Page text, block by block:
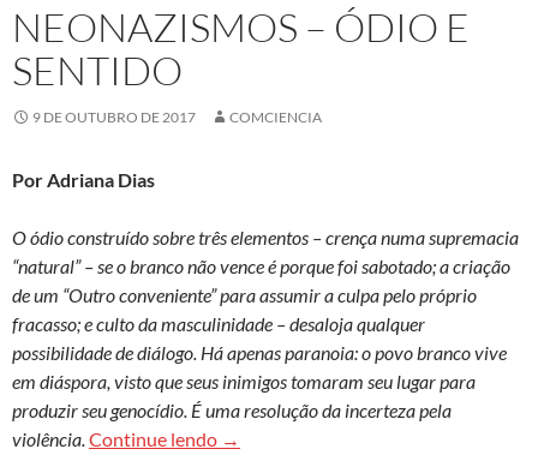
NEONAZISMOS – ÓDIO E
SENTIDO
9 DE OUTUBRO DE 2017 COMCIENCIA
Por Adriana Dias
O ódio construído sobre três elementos – crença numa supremacia
“natural” – se o branco não vence é porque foi sabotado; a criação
de um “Outro conveniente” para assumir a culpa pelo próprio
fracasso; e culto da masculinidade – desaloja qualquer
possibilidade de diálogo. Há apenas paranoia: o povo branco vive
em diáspora, visto que seus inimigos tomaram seu lugar para
produzir seu genocídio. É uma resolução da incerteza pela
violência.Continue lendo Neonazismos – ódio e sentido
→